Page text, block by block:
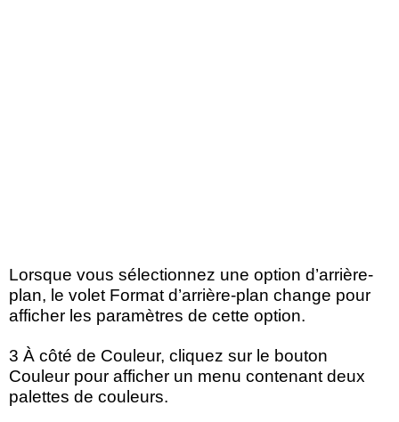
Lorsque vous sélectionnez une option d’arrière-
plan, le volet Format d’arrière-plan change pour
afficher les paramètres de cette option.
3 À côté de Couleur, cliquez sur le bouton
Couleur pour afficher un menu contenant deux
palettes de couleurs.